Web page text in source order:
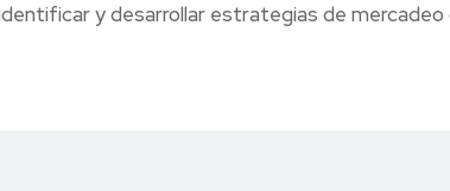
y desarrollar estrategias de mercadeo